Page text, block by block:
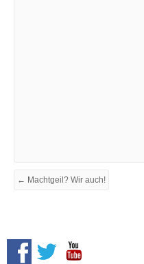
← Machtgeil? Wir auch!